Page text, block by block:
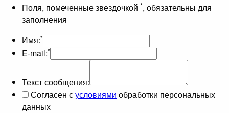
Поля, помеченные звездочкой *, обязательны для
заполнения
Имя:*
E-mail:*
Текст сообщения:
Согласен сусловиями обработки персональных
данных